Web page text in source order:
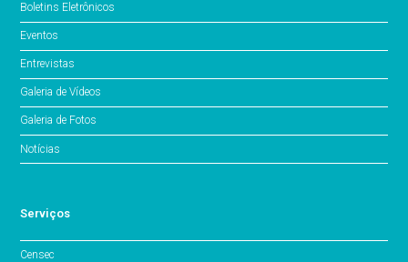
Boletins Eletrônicos
Eventos
Entrevistas
Galeria de Vídeos
Galeria de Fotos
Notícias
Serviços
Censec